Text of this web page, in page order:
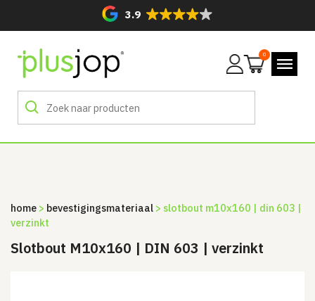
3.9
Mijn
0
home > bevestigingsmateriaal > slotbout m10x160 | din 603 |
verzinkt
Slotbout M10x160 | DIN 603 | verzinkt